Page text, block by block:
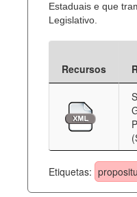
Estaduais e que
Legislativo.
Recursos
Etiquetas: